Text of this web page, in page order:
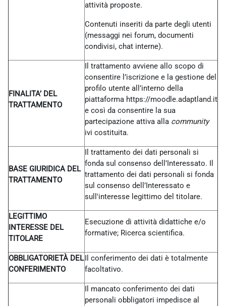
attività proposte.
Contenuti inseriti da parte degli utenti
(messaggi nei forum, documenti
condivisi, chat interne).
FINALITA’ DEL
TRATTAMENTO
Il trattamento avviene allo scopo di
consentire l’iscrizione e la gestione del
profilo utente all’interno della
piattaforma https://moodle.adaptland.it
e così da consentire la sua
partecipazione attiva alla community
ivi costituita.
BASE GIURIDICA DEL
TRATTAMENTO
Il trattamento dei dati personali si
fonda sul consenso dell’Interessato. Il
trattamento dei dati personali si fonda
sul consenso dell’Interessato e
sull'interesse legittimo del titolare.
LEGITTIMO
INTERESSE DEL
TITOLARE
Esecuzione di attività didattiche e/o
formative; Ricerca scientifica.
OBBLIGATORIETÀ DEL
CONFERIMENTO
Il conferimento dei dati è totalmente
facoltativo.
Il mancato conferimento dei dati
personali obbligatori impedisce al